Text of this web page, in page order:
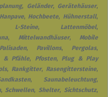
, Geländer, Gerätehäuser,
Hanpave, Hochbeete, Hühnerstall,
L-Steine, Lattenmöbel,
, Mittelwandhäuser,Mobile
Palisaden, Pavillons, Pergolas,
& Pfähle, Pfosten, Plug & Play
, Rankgitter, Rasengittersteine,
, Saunabeleuchtung,
, Schwellen, Shelter, Sichtschutz,